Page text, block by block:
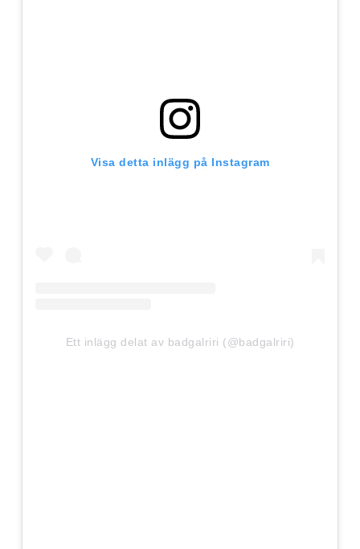
Visa detta inlägg på Instagram
Ett inlägg delat av badgalriri (@badgalriri)